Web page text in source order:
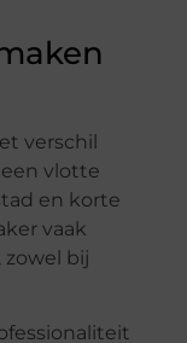
verschil
vlotte
en korte
vaak
bij